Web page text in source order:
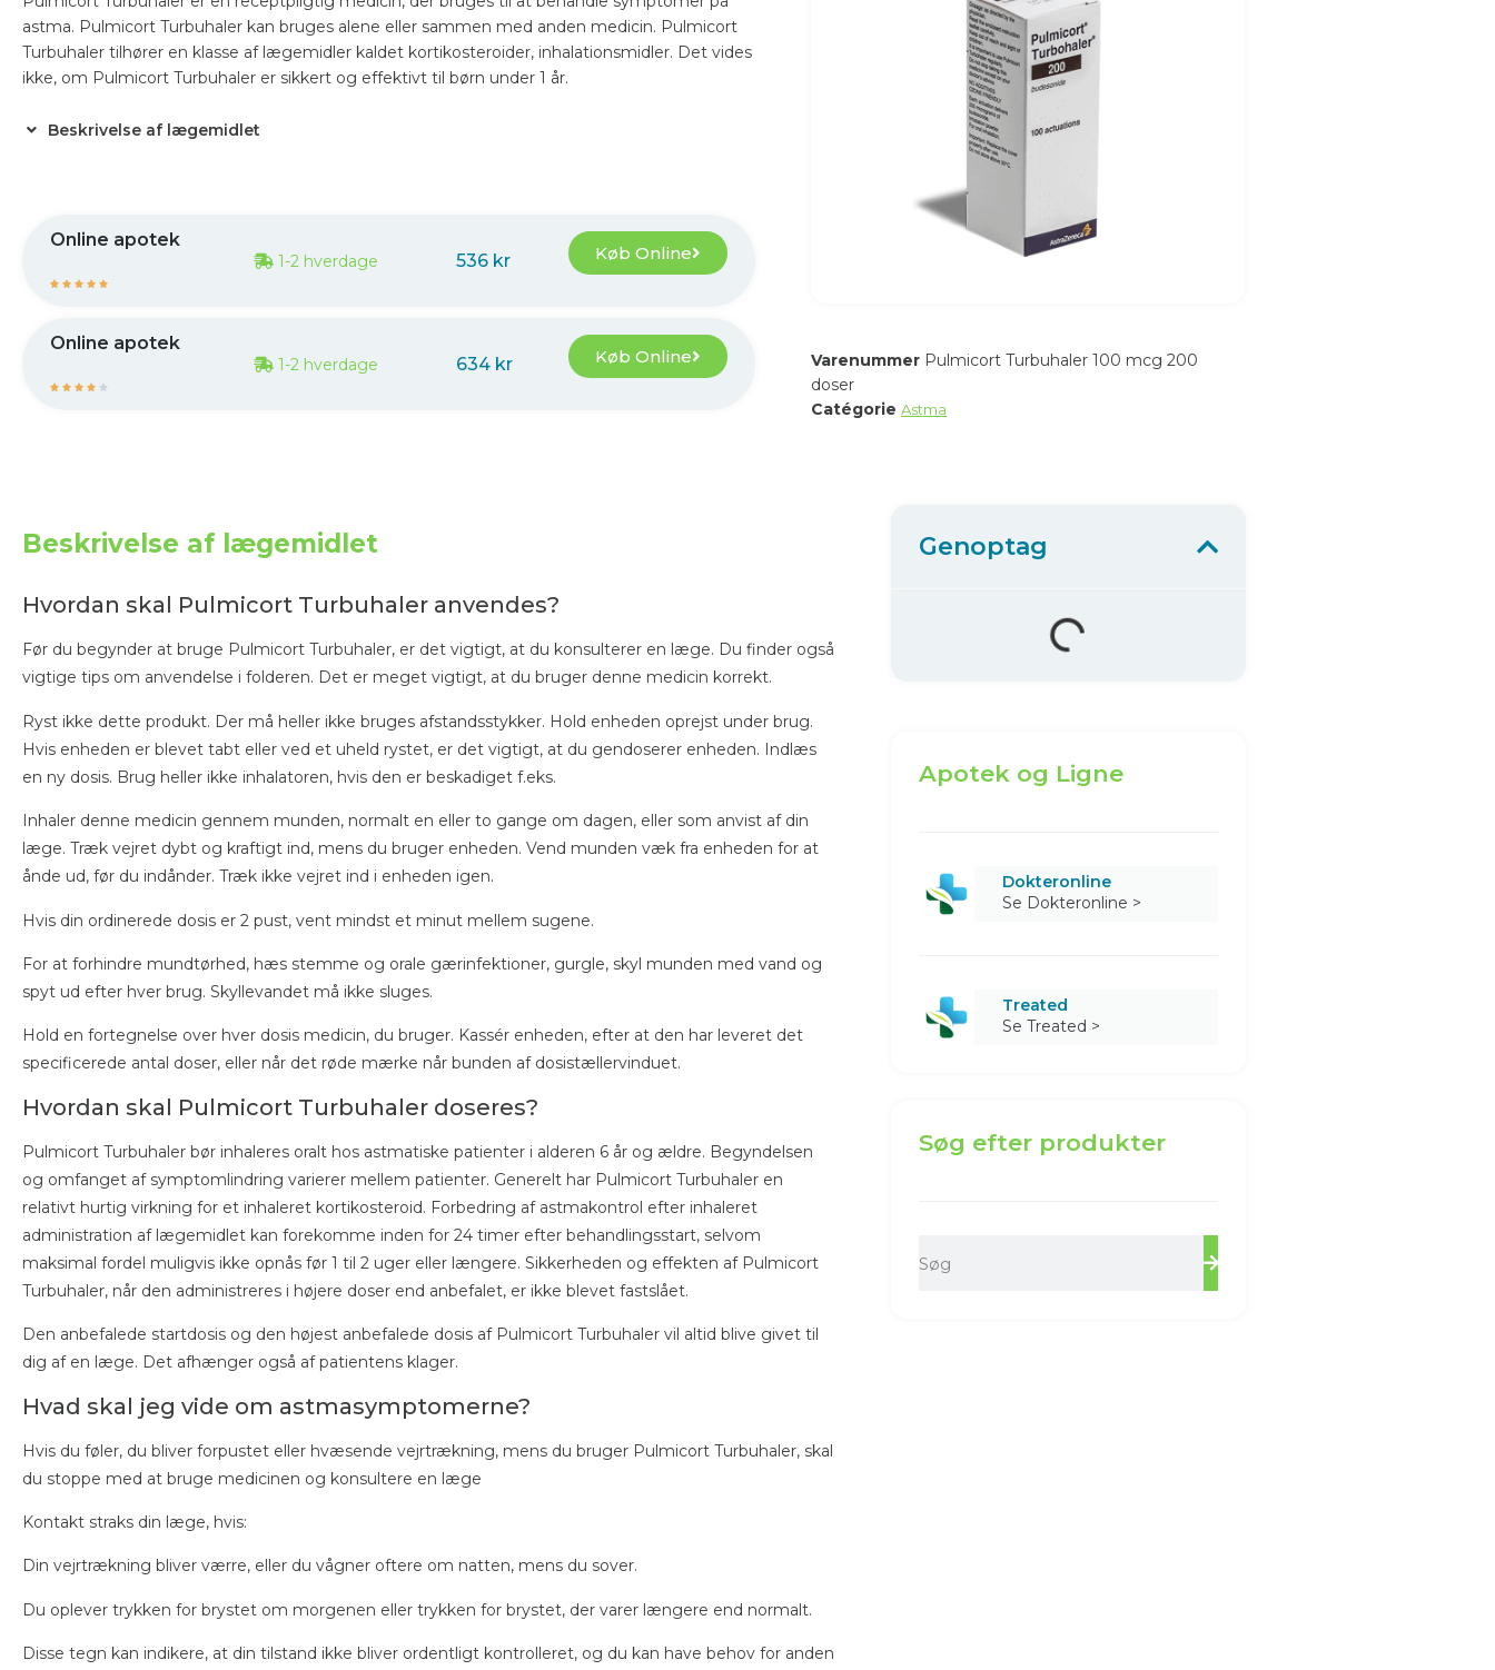
astma. Pulmicort Turbuhaler kan bruges alene eller sammen med anden medicin. Pulmicort
Turbuhaler tilhører en klasse af lægemidler kaldet kortikosteroider, inhalationsmidler. Det vides
ikke, om Pulmicort Turbuhaler er sikkert og effektivt til børn under 1 år.
Beskrivelse af lægemidlet
Online apotek
    
1-2 hverdage 536 kr Køb Online
Online apotek
    
1-2 hverdage 634 kr Køb Online Varenummer Pulmicort Turbuhaler 100 mcg 200
doser
Catégorie Astma
Beskrivelse af lægemidlet
Hvordan skal Pulmicort Turbuhaler anvendes?
Før du begynder at bruge Pulmicort Turbuhaler, er det vigtigt, at du konsulterer en læge. Du finder også
vigtige tips om anvendelse i folderen. Det er meget vigtigt, at du bruger denne medicin korrekt.
Ryst ikke dette produkt. Der må heller ikke bruges afstandsstykker. Hold enheden oprejst under brug.
Hvis enheden er blevet tabt eller ved et uheld rystet, er det vigtigt, at du gendoserer enheden. Indlæs
en ny dosis. Brug heller ikke inhalatoren, hvis den er beskadiget f.eks.
Inhaler denne medicin gennem munden, normalt en eller to gange om dagen, eller som anvist af din
læge. Træk vejret dybt og kraftigt ind, mens du bruger enheden. Vend munden væk fra enheden for at
ånde ud, før du indånder. Træk ikke vejret ind i enheden igen.
Hvis din ordinerede dosis er 2 pust, vent mindst et minut mellem sugene.
For at forhindre mundtørhed, hæs stemme og orale gærinfektioner, gurgle, skyl munden med vand og
spyt ud efter hver brug. Skyllevandet må ikke sluges.
Hold en fortegnelse over hver dosis medicin, du bruger. Kassér enheden, efter at den har leveret det
specificerede antal doser, eller når det røde mærke når bunden af ​​dosistællervinduet.
Hvordan skal Pulmicort Turbuhaler doseres?
Pulmicort Turbuhaler bør inhaleres oralt hos astmatiske patienter i alderen 6 år og ældre. Begyndelsen
og omfanget af symptomlindring varierer mellem patienter. Generelt har Pulmicort Turbuhaler en
relativt hurtig virkning for et inhaleret kortikosteroid. Forbedring af astmakontrol efter inhaleret
administration af lægemidlet kan forekomme inden for 24 timer efter behandlingsstart, selvom
maksimal fordel muligvis ikke opnås før 1 til 2 uger eller længere. Sikkerheden og effekten af ​​Pulmicort
Turbuhaler, når den administreres i højere doser end anbefalet, er ikke blevet fastslået.
Den anbefalede startdosis og den højest anbefalede dosis af Pulmicort Turbuhaler vil altid blive givet til
dig af en læge. Det afhænger også af patientens klager.
Hvad skal jeg vide om astmasymptomerne?
Hvis du føler, du bliver forpustet eller hvæsende vejrtrækning, mens du bruger Pulmicort Turbuhaler, skal
du stoppe med at bruge medicinen og konsultere en læge
Kontakt straks din læge, hvis:
Din vejrtrækning bliver værre, eller du vågner oftere om natten, mens du sover.
Du oplever trykken for brystet om morgenen eller trykken for brystet, der varer længere end normalt.
Disse tegn kan indikere, at din tilstand ikke bliver ordentligt kontrolleret, og du kan have behov for anden
Genoptag
Apotek og Ligne
Dokteronline
Se Dokteronline >
Treated
Se Treated >
Søg efter produkter